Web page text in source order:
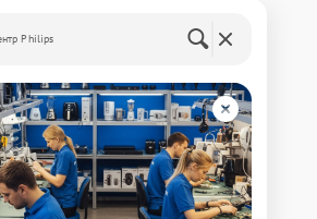
Philips